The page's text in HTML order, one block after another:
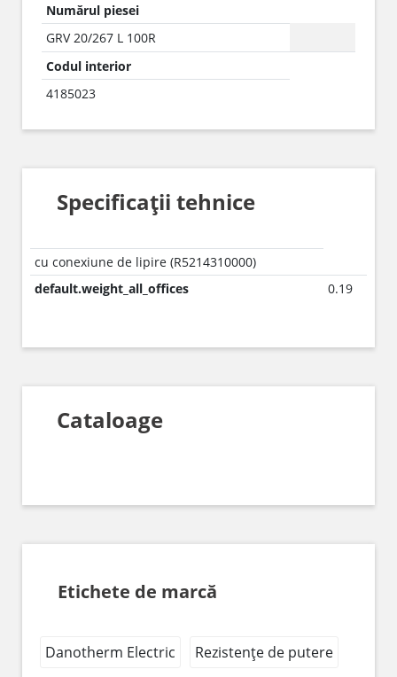
Numărul piesei
GRV 20/267 L 100R
Codul interior
4185023
Specificații tehnice
cu conexiune de lipire (R5214310000)
default.weight_all_offices
0.19
Cataloage
Etichete de marcă
Danotherm Electric Rezistențe de putere